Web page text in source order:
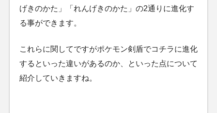
げきのかた」「れんげきのかた」の2通りに進化す
る事ができます。
これらに関してですがポケモン剣盾でコチラに進化
するといった違いがあるのか、といった点について
紹介していきますね。